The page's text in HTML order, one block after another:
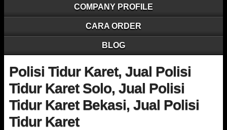
COMPANY PROFILE
CARA ORDER
BLOG
Polisi Tidur Karet, Jual Polisi
Tidur Karet Solo, Jual Polisi
Tidur Karet Bekasi, Jual Polisi
Tidur Karet